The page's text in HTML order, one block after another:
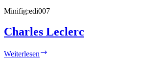
Minifig:edi007
Charles Leclerc
Weiterlesen